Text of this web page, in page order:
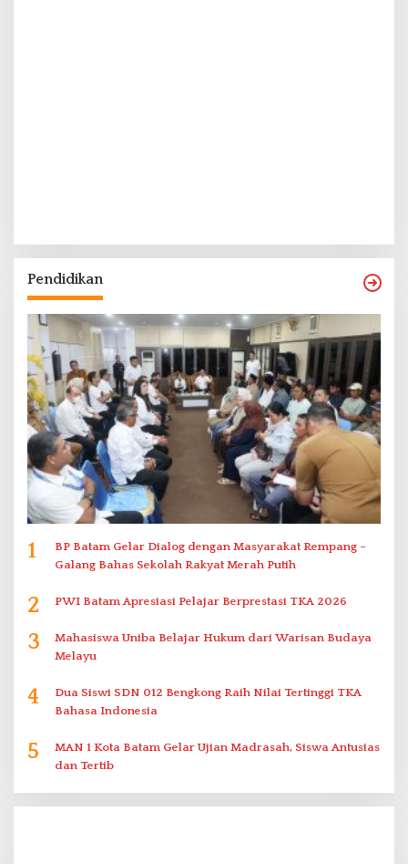
Pendidikan
1
BP Batam Gelar Dialog dengan Masyarakat Rempang –
Galang Bahas Sekolah Rakyat Merah Putih
2 PWI Batam Apresiasi Pelajar Berprestasi TKA 2026
3
Mahasiswa Uniba Belajar Hukum dari Warisan Budaya
Melayu
4
Dua Siswi SDN 012 Bengkong Raih Nilai Tertinggi TKA
Bahasa Indonesia
5
MAN 1 Kota Batam Gelar Ujian Madrasah, Siswa Antusias
dan Tertib